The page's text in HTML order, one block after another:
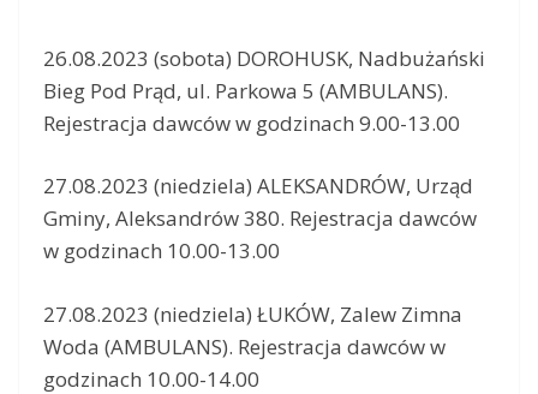
26.08.2023 (sobota) DOROHUSK, Nadbużański
Bieg Pod Prąd, ul. Parkowa 5 (AMBULANS).
Rejestracja dawców w godzinach 9.00-13.00
27.08.2023 (niedziela) ALEKSANDRÓW, Urząd
Gminy, Aleksandrów 380. Rejestracja dawców
w godzinach 10.00-13.00
27.08.2023 (niedziela) ŁUKÓW, Zalew Zimna
Woda (AMBULANS). Rejestracja dawców w
godzinach 10.00-14.00